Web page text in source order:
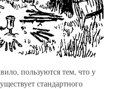
пользуются тем, что у
стандартного